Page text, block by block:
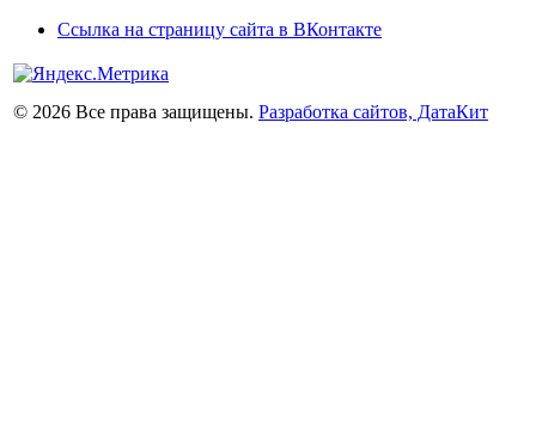
Ссылка на страницу сайта в ВКонтакте
© 2026 Все права защищены. Разработка сайтов, ДатаКит